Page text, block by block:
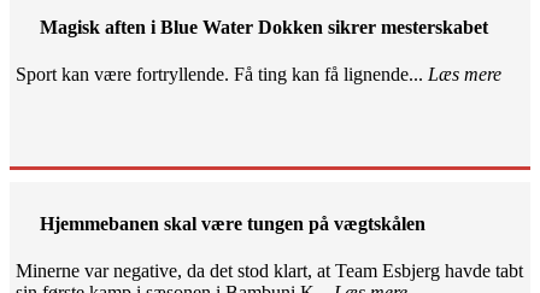
Magisk aften i Blue Water Dokken sikrer mesterskabet
Sport kan være fortryllende. Få ting kan få lignende... Læs mere
Hjemmebanen skal være tungen på vægtskålen
Minerne var negative, da det stod klart, at Team Esbjerg havde tabt